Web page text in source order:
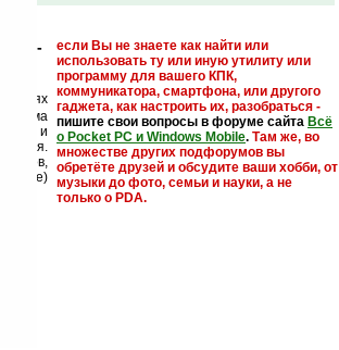
-
если Вы не знаете как найти или
использовать ту или иную утилиту или
программу для вашего КПК,
коммуникатора, смартфона, или другого
гаджета, как настроить их, разобраться -
пишите свои вопросы в форуме сайта Всё
о Pocket PC и Windows Mobile. Там же, во
множестве других подфорумов вы
обретёте друзей и обсудите ваши хобби, от
музыки до фото, семьи и науки, а не
только о PDA.
и